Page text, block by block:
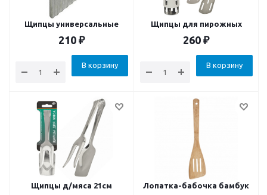
Щипцы универсальные
210 ₽
В корзину
Щипцы для пирожных
260 ₽
В корзину
Щипцы д/мяса 21см Лопатка-бабочка бамбук